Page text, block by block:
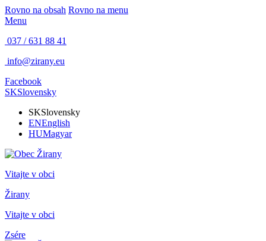
Rovno na obsah Rovno na menu
Menu
037 / 631 88 41
info@zirany.eu
Facebook
SKSlovensky
SKSlovensky
ENEnglish
HUMagyar
Vitajte v obci
Žirany
Vitajte v obci
Zsére